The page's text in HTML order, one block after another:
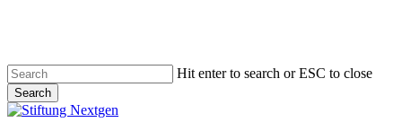
content
Hit enter to search or ESC to close
Search
Close